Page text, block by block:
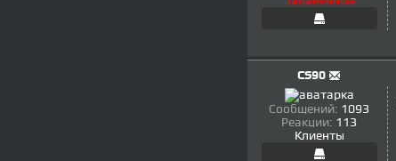
CS90
Сообщений: 1093
Реакции: 113
Клиенты